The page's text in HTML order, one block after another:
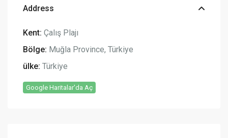
Address
Kent: Çalış Plajı
Bölge: Muğla Province,Türkiye
ülke: Türkiye
Google Haritalar'da Aç